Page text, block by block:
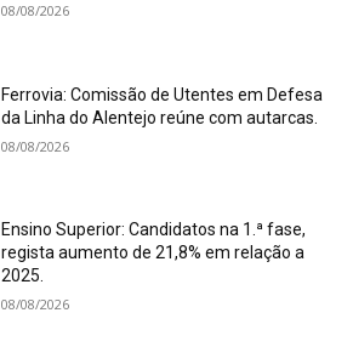
08/08/2026
Ferrovia: Comissão de Utentes em Defesa
da Linha do Alentejo reúne com autarcas.
08/08/2026
Ensino Superior: Candidatos na 1.ª fase,
regista aumento de 21,8% em relação a
2025.
08/08/2026